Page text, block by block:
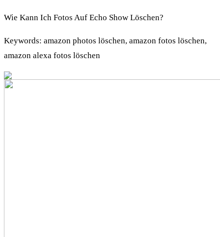
Wie Kann Ich Fotos Auf Echo Show Löschen?
Keywords: amazon photos löschen, amazon fotos löschen,
amazon alexa fotos löschen